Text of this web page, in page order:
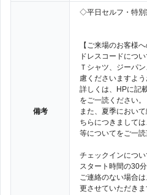
備考
◇平日セルフ・特
【ご来場のお客様へ
ドレスコードについ
Ｔシャツ、ジーパ
慮くださいますよう
詳しくは、HPに記
をご一読ください。
また、夏季におい
ちらにつきまして
等についてをご一読
チェックインについ
スタート時間の30
ご連絡のない場合
更させていただきま